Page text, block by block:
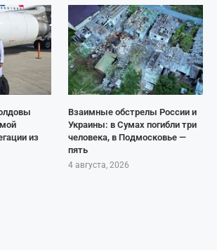
из
Взаимные обстрелы России и
Украины: в Сумах погибли три
человека, в Подмосковье —
пять
4 августа, 2026